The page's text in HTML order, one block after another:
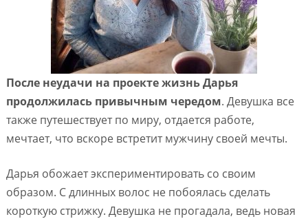
После неудачи на проекте жизнь Дарья
продолжилась привычным чередом. Девушка все
также путешествует по миру, отдается работе,
мечтает, что вскоре встретит мужчину своей мечты.
Дарья обожает экспериментировать со своим
образом. С длинных волос не побоялась сделать
короткую стрижку. Девушка не прогадала, ведь новая